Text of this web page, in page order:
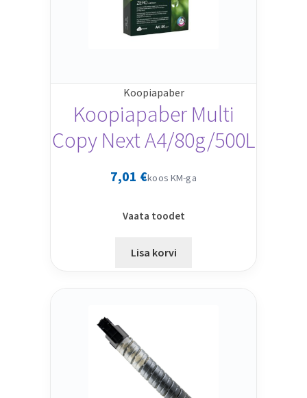
Koopiapaber
Koopiapaber Multi
Copy Next A4/80g/500L
7,01 €koos KM-ga
Vaata toodet
Lisa korvi